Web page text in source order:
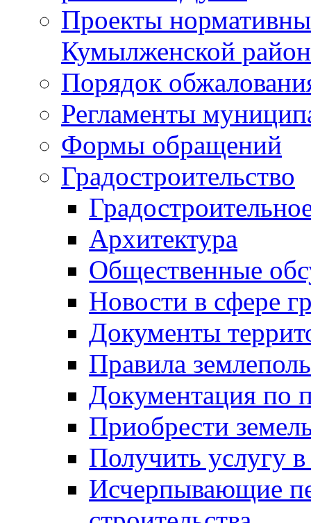
Проекты
Кумылженской
Порядок
Регламенты
Формы обращений
Градостроительство
Архитектура
Общественные
Новости в сфере
Документы
Правила
Документация по
Приобрести
Получить услугу в
Исчерпывающие